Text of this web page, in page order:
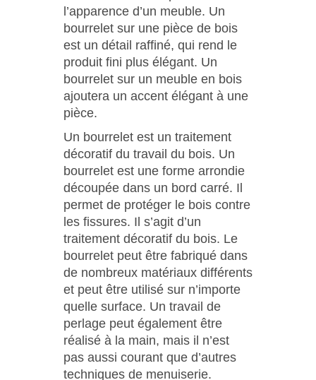
l’apparence d’un meuble. Un
bourrelet sur une pièce de bois
est un détail raffiné, qui rend le
produit fini plus élégant. Un
bourrelet sur un meuble en bois
ajoutera un accent élégant à une
pièce.
Un bourrelet est un traitement
décoratif du travail du bois. Un
bourrelet est une forme arrondie
découpée dans un bord carré. Il
permet de protéger le bois contre
les fissures. Il s’agit d’un
traitement décoratif du bois. Le
bourrelet peut être fabriqué dans
de nombreux matériaux différents
et peut être utilisé sur n’importe
quelle surface. Un travail de
perlage peut également être
réalisé à la main, mais il n’est
pas aussi courant que d’autres
techniques de menuiserie.